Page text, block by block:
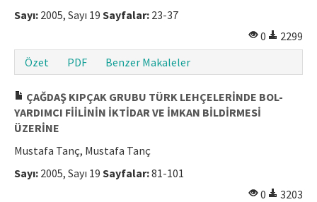
Sayı: 2005, Sayı 19 Sayfalar: 23-37
0
2299
Özet
PDF Benzer Makaleler
ÇAĞDAŞ KIPÇAK GRUBU TÜRK LEHÇELERİNDE BOL-
YARDIMCI FİİLİNİN İKTİDAR VE İMKAN BİLDİRMESİ
ÜZERİNE
Mustafa Tanç, Mustafa Tanç
Sayı: 2005, Sayı 19 Sayfalar:81-101
0
3203